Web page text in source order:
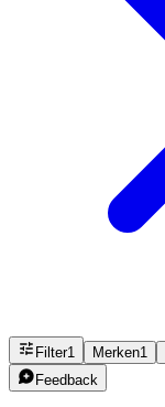
Filter1 Merken1
Feedback